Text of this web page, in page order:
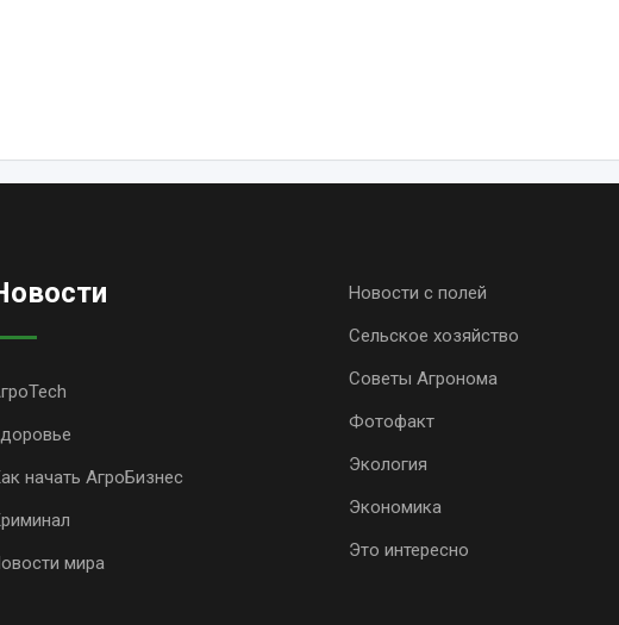
начать АгроБизнес
мира
Новости с полей
Сельское хозяйство
Советы Агронома
Фотофакт
Экология
Экономика
Это интересно